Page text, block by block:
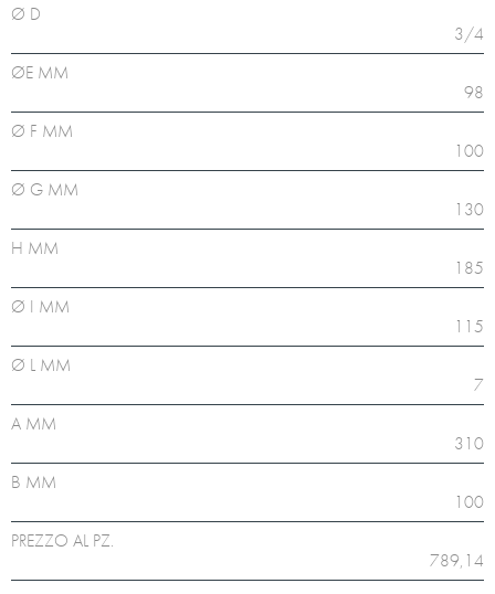
Ø D
3/4
ØE MM
98
Ø F MM
100
Ø G MM
130
H MM
185
Ø I MM
115
Ø L MM
7
A MM
310
B MM
100
PREZZO AL PZ.
789,14